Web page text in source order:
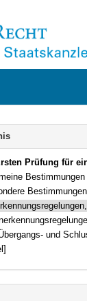
öffentlichen Schulen (Lehramtsprüfungsordnung I – LPO
Bestimmungen für die
Bestimmungen für die
und Schlussbestimmungen, Besondere
Besondere